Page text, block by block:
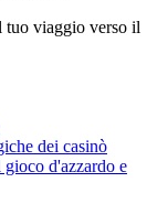
tuo viaggio verso il
dei casinò
d'azzardo e